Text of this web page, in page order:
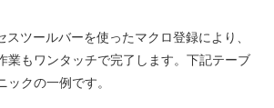
スツールバーを使ったマクロ登録により、
業もワンタッチで完了します。下記テーブ
ックの一例です。